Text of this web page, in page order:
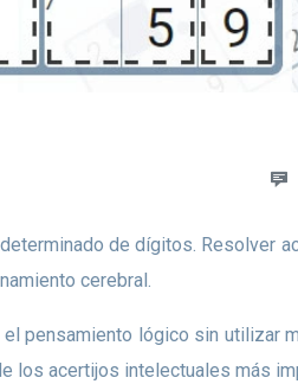
cerebral.
los acertijos intelectuales más